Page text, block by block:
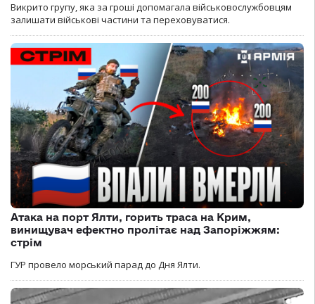
Викрито групу, яка за гроші допомагала військовослужбовцям
залишати військові частини та переховуватися.
Атака на порт Ялти, горить траса на Крим,
винищувач ефектно пролітає над Запоріжжям:
стрім
ГУР провело морський парад до Дня Ялти.